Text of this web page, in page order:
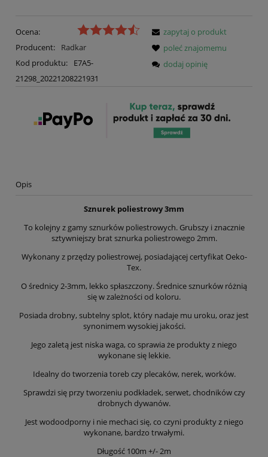
Ocena:
Producent:
Radkar
Kod produktu:
E7A5-
21298_20221208221931
zapytaj o produkt
poleć znajomemu
dodaj opinię
Opis
Sznurek poliestrowy 3mm
To kolejny z gamy sznurków poliestrowych. Grubszy i znacznie
sztywniejszy brat sznurka poliestrowego 2mm.
Wykonany z przędzy poliestrowej, posiadającej certyfikat Oeko-
Tex.
O średnicy 2-3mm, lekko spłaszczony. Średnice sznurków różnią
się w zależności od koloru.
Posiada drobny, subtelny splot, który nadaje mu uroku, oraz jest
synonimem wysokiej jakości.
Jego zaletą jest niska waga, co sprawia że produkty z niego
wykonane się lekkie.
Idealny do tworzenia toreb czy plecaków, nerek, worków.
Sprawdzi się przy tworzeniu podkładek, serwet, chodników czy
drobnych dywanów.
Jest wodoodporny i nie mechaci się, co czyni produkty z niego
wykonane, bardzo trwałymi.
Długość 100m +/- 2m